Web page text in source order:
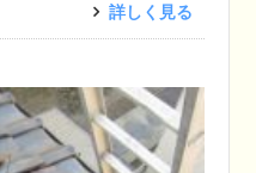
詳しく見る